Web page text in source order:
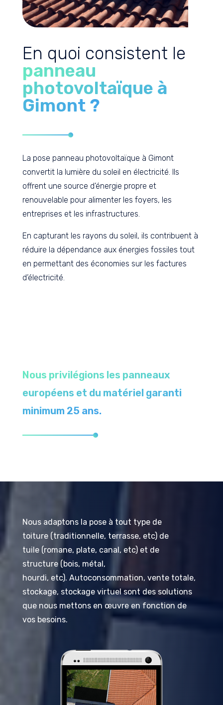
En quoi consistent le
panneau
photovoltaïque à
Gimont ?
La pose panneau photovoltaïque à Gimont
convertit la lumière du soleil en électricité. Ils
offrent une source d’énergie propre et
renouvelable pour alimenter les foyers, les
entreprises et les infrastructures.
En capturant les rayons du soleil, ils contribuent à
réduire la dépendance aux énergies fossiles tout
en permettant des économies sur les factures
d’électricité.
Nous privilégions les panneaux
européens et du matériel garanti
minimum 25 ans.
Nous adaptons la pose à tout type de
toiture (traditionnelle, terrasse, etc)de
tuile (romane, plate, canal, etc)et de
structure (bois, métal,
hourdi, etc). Autoconsommation, vente totale,
stockage, stockage virtuel sont des solutions
que nous mettons en œuvre en fonction de
vos besoins.